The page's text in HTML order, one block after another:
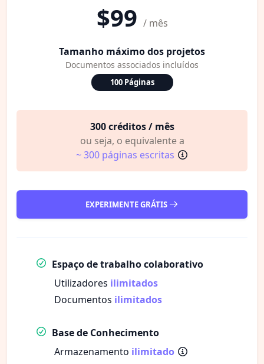
$99 / mês
Tamanho máximo dos projetos
Documentos associados incluídos
100 Páginas
300 créditos / mês
ou seja, o equivalente a
~ 300 páginas escritas
EXPERIMENTE GRÁTIS
Espaço de trabalho colaborativo
Utilizadores ilimitados
Documentos ilimitados
Base de Conhecimento
Armazenamento ilimitado